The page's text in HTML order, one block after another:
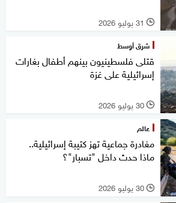
l 31 يوليو 2026
شرق أوسط
قتلى فلسطينيون بينهم أطفال بغارات
إسرائيلية على غزة
l 30 يوليو 2026
عالم
مغادرة جماعية تهز كتيبة إسرائيلية..
ماذا حدث داخل "تسبار"؟
l 30 يوليو 2026